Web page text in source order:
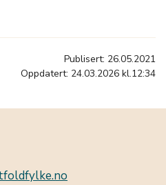
Publisert: 26.05.2021
Oppdatert: 24.03.2026 kl.12:34